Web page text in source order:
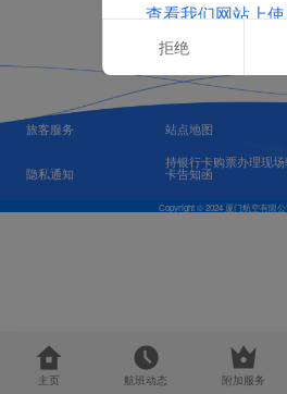
旅客服务 站点地图
隐私通知
持银行卡购票办理现
卡告知函
Copyright © 2024 厦门航空有限
主页 航班动态 附加服务
查看我们网站上
Cookie的完整列表
拒绝